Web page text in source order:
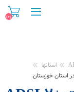
(۰)
استانها